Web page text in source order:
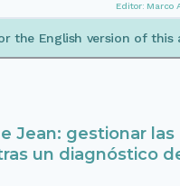
Editor: Marco
the English version of this
Jean: gestionar las
un diagnóstico